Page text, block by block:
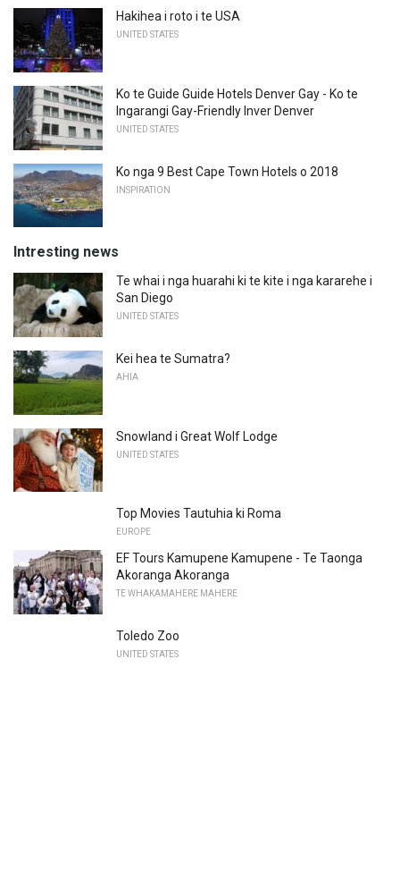
Hakihea i roto i te USA
UNITED STATES
Ko te Guide Guide Hotels Denver Gay - Ko te
Ingarangi Gay-Friendly Inver Denver
UNITED STATES
Ko nga 9 Best Cape Town Hotels o 2018
INSPIRATION
Intresting news
Te whai i nga huarahi ki te kite i nga kararehe i
San Diego
UNITED STATES
Kei hea te Sumatra?
AHIA
Snowland i Great Wolf Lodge
UNITED STATES
Top Movies Tautuhia ki Roma
EUROPE
EF Tours Kamupene Kamupene - Te Taonga
Akoranga Akoranga
TE WHAKAMAHERE MAHERE
Toledo Zoo
UNITED STATES